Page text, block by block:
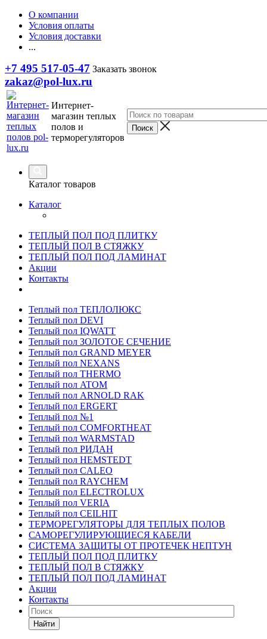
О компании
Условия оплаты
Условия доставки
...
+7 495 517-05-47 Заказать звонок
zakaz@pol-lux.ru
Интернет-
магазин теплых
полов и
терморегуляторов
Каталог товаров
Каталог
ТЕПЛЫЙ ПОЛ ПОД ПЛИТКУ
ТЕПЛЫЙ ПОЛ В СТЯЖКУ
ТЕПЛЫЙ ПОЛ ПОД ЛАМИНАТ
Акции
Контакты
Теплый пол ТЕПЛОЛЮКС
Теплый пол DEVI
Теплый пол IQWATT
Теплый пол ЗОЛОТОЕ СЕЧЕНИЕ
Теплый пол GRAND MEYER
Теплый пол NEXANS
Теплый пол THERMO
Теплый пол ATOM
Теплый пол ARNOLD RAK
Теплый пол ERGERT
Теплый пол №1
Теплый пол COMFORTHEAT
Теплый пол WARMSTAD
Теплый пол РИДАН
Теплый пол HEMSTEDT
Теплый пол CALEO
Теплый пол RAYCHEM
Теплый пол ELECTROLUX
Теплый пол VERIA
Теплый пол CEILHIT
ТЕРМОРЕГУЛЯТОРЫ ДЛЯ ТЕПЛЫХ ПОЛОВ
САМОРЕГУЛИРУЮЩИЕСЯ КАБЕЛИ
СИСТЕМА ЗАЩИТЫ ОТ ПРОТЕЧЕК НЕПТУН
ТЕПЛЫЙ ПОЛ ПОД ПЛИТКУ
ТЕПЛЫЙ ПОЛ В СТЯЖКУ
ТЕПЛЫЙ ПОЛ ПОД ЛАМИНАТ
Акции
Контакты
Найти